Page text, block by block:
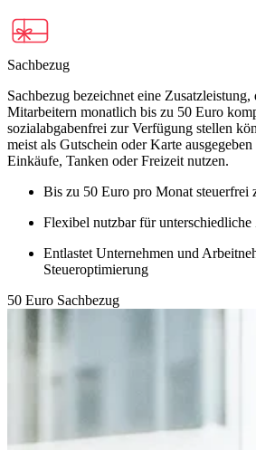
Sachbezug
Sachbezug bezeichnet eine
Mitarbeitern monatlich bis zu 50 Euro
sozialabgabenfrei zur Verfügung stellen
meist als Gutschein oder Karte
Einkäufe, Tanken oder Freizeit nutzen.
Bis zu 50 Euro pro Monat steuerfrei
Flexibel nutzbar für unterschiedliche
Entlastet Unternehmen und
Steueroptimierung
50 Euro Sachbezug